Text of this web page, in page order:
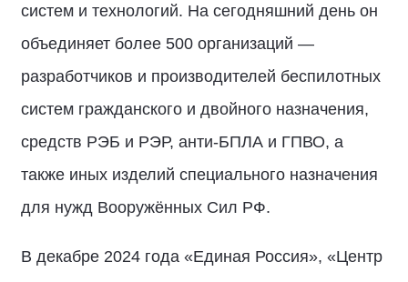
систем и технологий. На сегодняшний день он
объединяет более 500 организаций —
разработчиков и производителей беспилотных
систем гражданского и двойного назначения,
средств РЭБ и РЭР, анти-БПЛА и ГПВО, а
также иных изделий специального назначения
для нужд Вооружённых Сил РФ.
В декабре 2024 года «Единая Россия», «Центр